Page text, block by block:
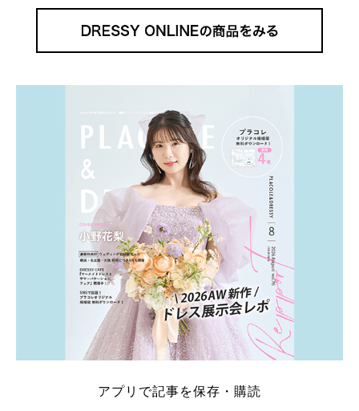
アプリで記事を保存・購読